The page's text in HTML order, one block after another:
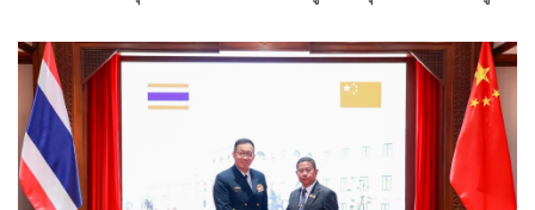
อย่างรวดเร็วและสมเกียรติ